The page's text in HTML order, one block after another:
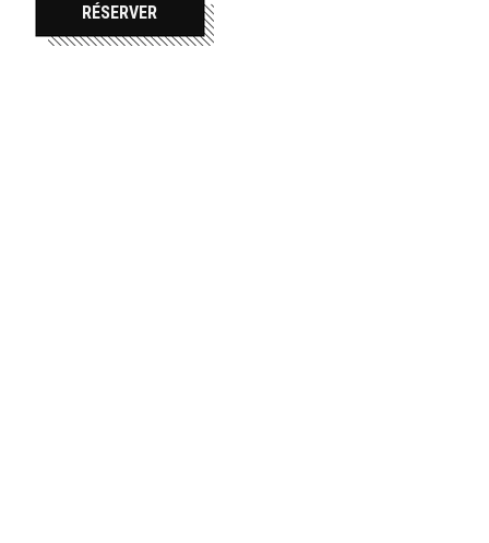
RÉSERVER